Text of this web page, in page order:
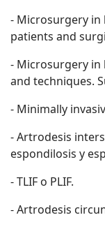
- Microsurgery in
patients and
- Microsurgery in
and techniques.
- Minimally
- Artrodesis
espondilosis y
- TLIF o PLIF.
- Artrodesis